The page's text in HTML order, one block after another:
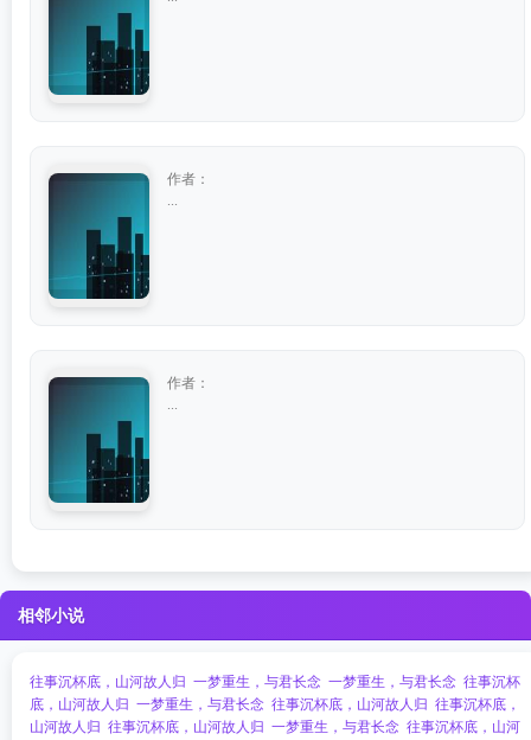
作者：
作者：
相邻小说
往事沉杯底，山河故人归 一梦重生，与君长念 一梦重生，与君长念 往事沉杯
底，山河故人归 一梦重生，与君长念 往事沉杯底，山河故人归 往事沉杯底，
山河故人归 往事沉杯底，山河故人归 一梦重生，与君长念 往事沉杯底，山河